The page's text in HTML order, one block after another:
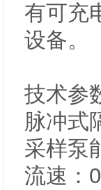
有可充
设备。
技术参
脉冲式
采样泵
流速：